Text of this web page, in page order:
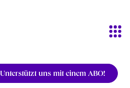
Unterstützt uns mit einem ABO!